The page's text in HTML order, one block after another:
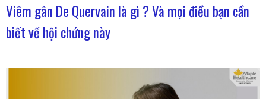
Viêm gân De Quervain là gì ? Và mọi điều bạn cần
biết về hội chứng này